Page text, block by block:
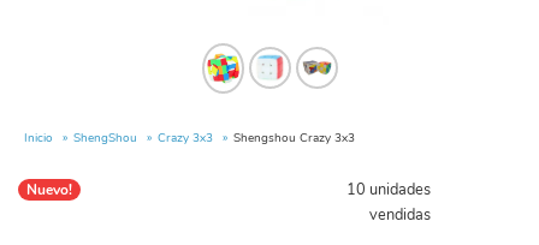
Inicio ShengShou Crazy 3x3 Shengshou Crazy 3x3
Nuevo!
10 unidades
vendidas